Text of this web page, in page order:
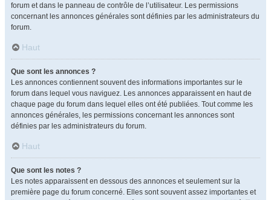
forum et dans le panneau de contrôle de l’utilisateur. Les permissions
concernant les annonces générales sont définies par les administrateurs du
forum.
Haut
Que sont les annonces ?
Les annonces contiennent souvent des informations importantes sur le
forum dans lequel vous naviguez. Les annonces apparaissent en haut de
chaque page du forum dans lequel elles ont été publiées. Tout comme les
annonces générales, les permissions concernant les annonces sont
définies par les administrateurs du forum.
Haut
Que sont les notes ?
Les notes apparaissent en dessous des annonces et seulement sur la
première page du forum concerné. Elles sont souvent assez importantes et